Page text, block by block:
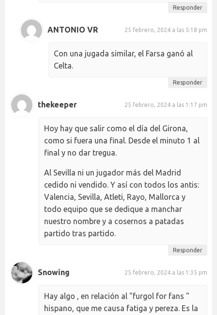
Responder
ANTONIO VR 25 febrero, 2024 a las 5:18 pm
Con una jugada similar, el Farsa ganó al
Celta.
Responder
thekeeper 25 febrero, 2024 a las 1:17 pm
Hoy hay que salir como el día del Girona,
como si fuera una final. Desde el minuto 1 al
final y no dar tregua.
Al Sevilla ni un jugador más del Madrid
cedido ni vendido. Y así con todos los antis:
Valencia, Sevilla, Atleti, Rayo, Mallorca y
todo equipo que se dedique a manchar
nuestro nombre y a cosernos a patadas
partido tras partido.
Responder
Snowing 25 febrero, 2024 a las 1:35 pm
Hay algo , en relación al "furgol for fans "
hispano, que me causa fatiga y pereza. Es la